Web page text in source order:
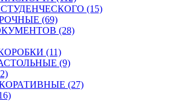
(15)
(69)
(28)
(11)
(9)
(27)